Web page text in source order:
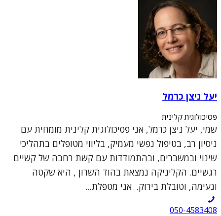
יעל ניצן כרמל
פסיכולוגית קלינית
שמי, יעל ניצן כרמל, אני פסיכולוגית קלינית מומחית עם
ניסיון רב, בטיפול נפשי מעמיק, בליווי מטופלים בתהליכי
שינוי ובמשברים, ובהתמודדות עם קשת רחבה של קשיים
רגשיים. הקליניקה נמצאת בהוד השרון , היא שקטה
ונעימה, וטובלת בירוק. אני מטפלת...
050-4583408